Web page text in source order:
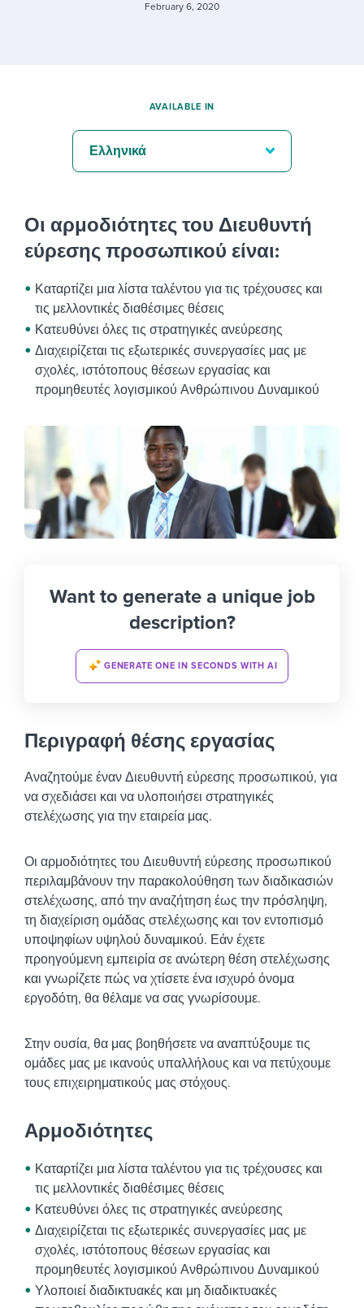
February 6, 2020
Οι αρμοδιότητες του Διευθυντή
εύρεσης προσωπικού είναι:
Καταρτίζει μια λίστα ταλέντου για τις τρέχουσες και
τις μελλοντικές διαθέσιμες θέσεις
Κατευθύνει όλες τις στρατηγικές ανεύρεσης
Διαχειρίζεται τις εξωτερικές συνεργασίες μας με
σχολές, ιστότοπους θέσεων εργασίας και
προμηθευτές λογισμικού Ανθρώπινου Δυναμικού
Want to generate a unique job
description?
GENERATE ONE IN SECONDS WITH AI
Περιγραφή θέσης εργασίας
Αναζητούμε έναν Διευθυντή εύρεσης προσωπικού, για
να σχεδιάσει και να υλοποιήσει στρατηγικές
στελέχωσης για την εταιρεία μας.
Οι αρμοδιότητες του Διευθυντή εύρεσης προσωπικού
περιλαμβάνουν την παρακολούθηση των διαδικασιών
στελέχωσης, από την αναζήτηση έως την πρόσληψη,
τη διαχείριση ομάδας στελέχωσης και τον εντοπισμό
υποψηφίων υψηλού δυναμικού. Εάν έχετε
προηγούμενη εμπειρία σε ανώτερη θέση στελέχωσης
και γνωρίζετε πώς να χτίσετε ένα ισχυρό όνομα
εργοδότη, θα θέλαμε να σας γνωρίσουμε.
Στην ουσία, θα μας βοηθήσετε να αναπτύξουμε τις
ομάδες μας με ικανούς υπαλλήλους και να πετύχουμε
τους επιχειρηματικούς μας στόχους.
Αρμοδιότητες
Καταρτίζει μια λίστα ταλέντου για τις τρέχουσες και
τις μελλοντικές διαθέσιμες θέσεις
Κατευθύνει όλες τις στρατηγικές ανεύρεσης
Διαχειρίζεται τις εξωτερικές συνεργασίες μας με
σχολές, ιστότοπους θέσεων εργασίας και
προμηθευτές λογισμικού Ανθρώπινου Δυναμικού
Υλοποιεί διαδικτυακές και μη διαδικτυακές
AVAILABLE IN
Ελληνικά